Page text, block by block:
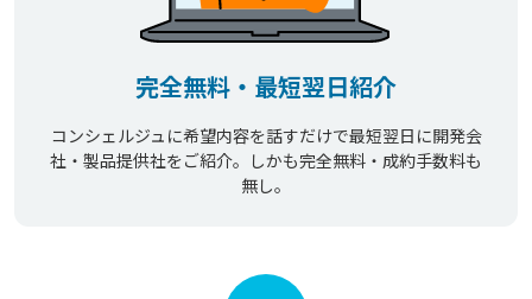
完全無料・最短翌日紹介
コンシェルジュに希望内容を話すだけで最短翌日に開発会
社・製品提供社をご紹介。しかも完全無料・成約手数料も
無し。